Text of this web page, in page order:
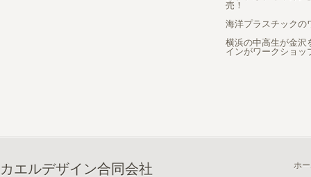
売！
海洋プラスチックの
横浜の中高生が金沢
インがワークショッ
カエルデザイン合同会社 ホ